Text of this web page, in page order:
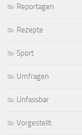
Reportagen
Rezepte
Sport
Umfragen
Unfassbar
Vorgestellt